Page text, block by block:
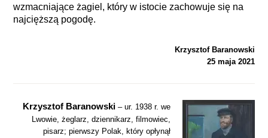
wzmacniające żagiel, który w istocie zachowuje się na
najcięższą pogodę.
Krzysztof Baranowski
25 maja 2021
Krzysztof Baranowski – ur. 1938 r. we
Lwowie, żeglarz, dziennikarz, filmowiec,
pisarz; pierwszy Polak, który opłynął